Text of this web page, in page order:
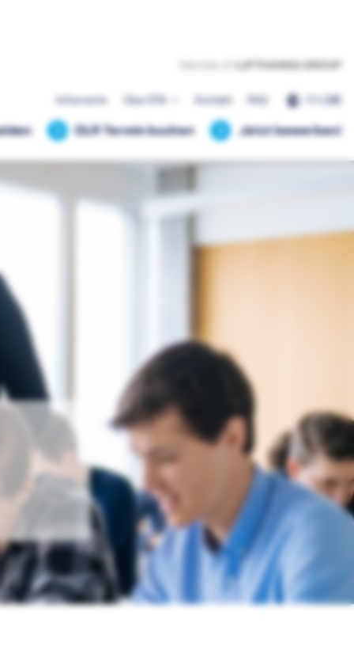
DLR Termin buchen Jetzt bewerben!